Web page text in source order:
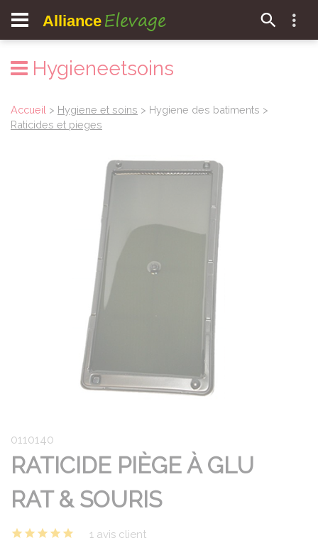
Alliance Elevage
Hygieneetsoins
Accueil > Hygiene et soins > Hygiene des batiments >
Raticides et pieges
0110140
RATICIDE PIÈGE À GLU
RAT & SOURIS
1 avis client